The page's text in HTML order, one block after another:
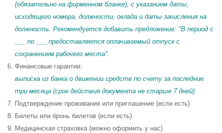
(обязательно на фирменном бланке), с указанием даты,
исходящего номера, должности, оклада и даты зачисления на
должность. Рекомендуется добавить предложение: "В период с
___ по ___ предоставляется оплачиваемый отпуск с
сохранением рабочего места".
Финансовые гарантии:
выписка из банка о движении средств по счету за последние
три месяца (срок действия документа не старше 7 дней)
Подтверждение проживания или приглашение (если есть)
Билеты или бронь билетов (если есть)
Медицинская страховка (можно оформить у нас)